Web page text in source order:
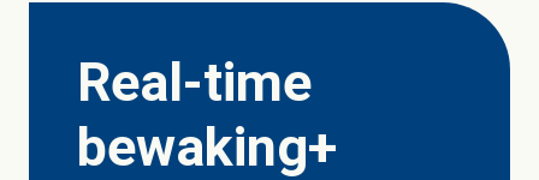
Real-time
bewaking+